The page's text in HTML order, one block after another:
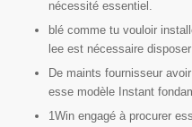
nécessité essentiel.
blé comme tu vouloir
lee est nécessaire
De maints fournisseur
esse modèle Instant
1Win engagé à procurer